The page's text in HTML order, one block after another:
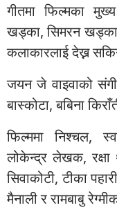
गीतमा फिल्मका
खड्का, सिमरन
कलाकारलाई देख्न
जयन जे वाइवाको
बास्कोटा, बबिना
फिल्ममा निश्चल,
लोकेन्द्र लेखक, रक्षा
सिवाकोटी, टीका
मैनाली र रामबाबु